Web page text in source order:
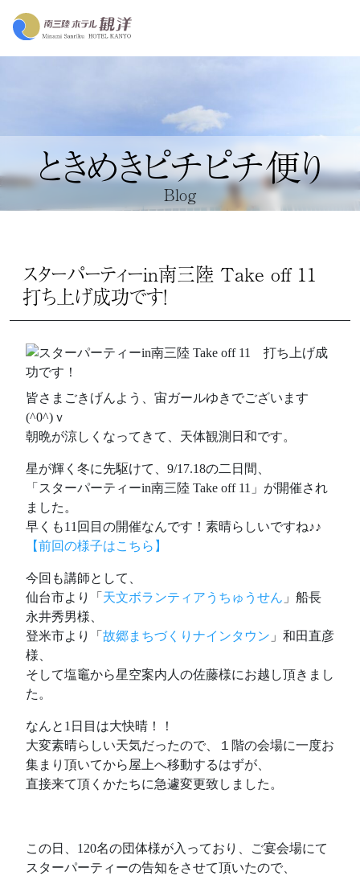
ときめきピチピチ便り
Blog
スターパーティーin南三陸 Take off 11
打ち上げ成功です！
皆さまごきげんよう、宙ガールゆきでございます
(^0^)ｖ
朝晩が涼しくなってきて、天体観測日和です。
星が輝く冬に先駆けて、9/17.18の二日間、
「スターパーティーin南三陸 Take off 11」が開催され
ました。
早くも11回目の開催なんです！素晴らしいですね♪♪
【前回の様子はこちら】
今回も講師として、
仙台市より「 天文ボランティアうちゅうせん 」船長
永井秀男様、
登米市より「 故郷まちづくりナインタウン 」和田直彦
様、
そして塩竈から星空案内人の佐藤様にお越し頂きまし
た。
なんと1日目は大快晴！！
大変素晴らしい天気だったので、１階の会場に一度お
集まり頂いてから屋上へ移動するはずが、
直接来て頂くかたちに急遽変更致しました。
この日、120名の団体様が入っており、ご宴会場にて
スターパーティーの告知をさせて頂いたので、